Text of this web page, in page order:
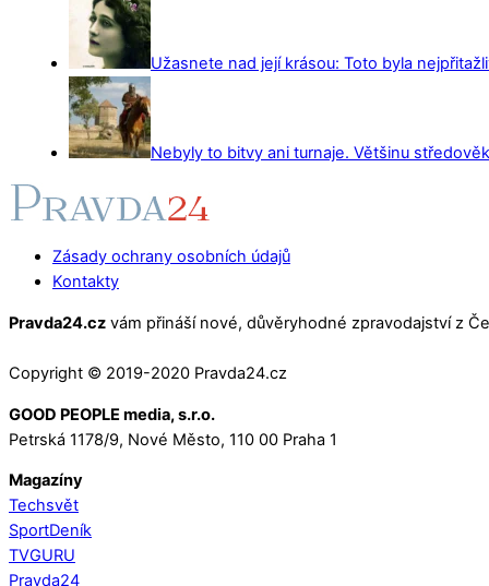
Užasnete nad její krásou: Toto byla
Nebyly to bitvy ani turnaje. Většinu
Zásady ochrany osobních údajů
Kontakty
Pravda24.cz vám přináší nové, důvěryhodné zpravodajství z
Copyright © 2019-2020 Pravda24.cz
GOOD PEOPLE media, s.r.o.
Petrská 1178/9, Nové Město, 110 00 Praha 1
Magazíny
Techsvět
SportDeník
TVGURU
Pravda24